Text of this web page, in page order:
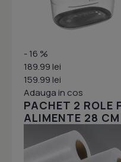
- 16 %
189.99 lei
159.99 lei
Adauga in cos
PACHET 2 ROLE
ALIMENTE 28